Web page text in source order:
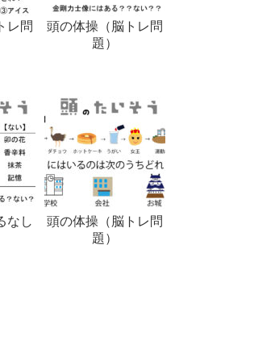
レ問
頭の体操（脳トレ問
題）
なし
頭の体操（脳トレ問
題）